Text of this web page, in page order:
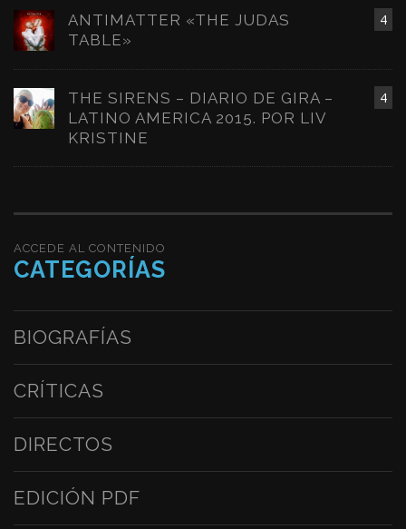
4
ANTIMATTER «THE JUDAS
TABLE»
4
THE SIRENS – DIARIO DE GIRA –
LATINO AMERICA 2015. POR LIV
KRISTINE
ACCEDE AL CONTENIDO
CATEGORÍAS
BIOGRAFÍAS
CRÍTICAS
DIRECTOS
EDICIÓN PDF